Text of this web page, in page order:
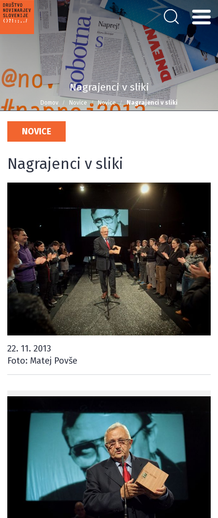
Nagrajenci v sliki
Domov Novice Novice Nagrajenci v sliki
NOVICE
Nagrajenci v sliki
22. 11. 2013
Foto: Matej Povše